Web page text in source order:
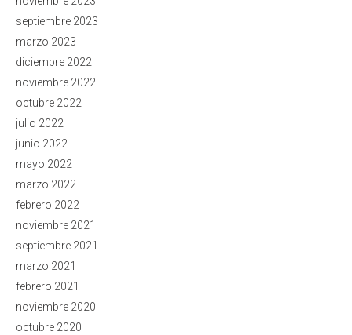
septiembre 2023
marzo 2023
diciembre 2022
noviembre 2022
octubre 2022
julio 2022
junio 2022
mayo 2022
marzo 2022
febrero 2022
noviembre 2021
septiembre 2021
marzo 2021
febrero 2021
noviembre 2020
octubre 2020